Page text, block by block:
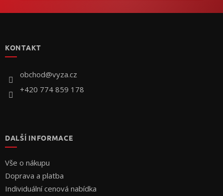
KONTAKT
obchod@vyza.cz
+420 774 859 178
DALŠÍ INFORMACE
Vše o nákupu
Doprava a platba
Individuální cenová nabídka